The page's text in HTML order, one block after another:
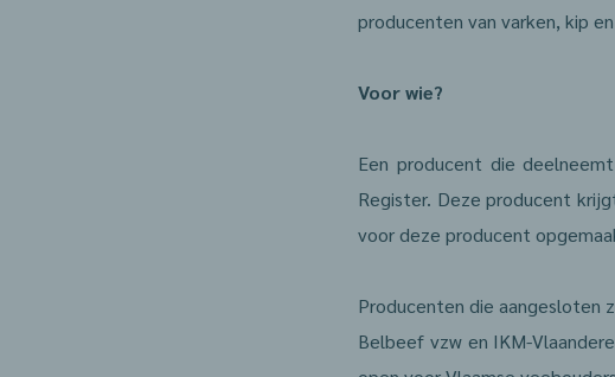
producenten van varken, kip
Voor wie?
Een producent die
Register. Deze producent
voor deze producent
Producenten die aangesloten
Belbeef vzw en IKM-